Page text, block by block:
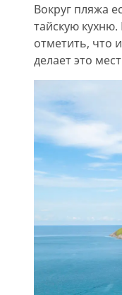
Вокруг пляжа
тайскую
отметить, что
делает это